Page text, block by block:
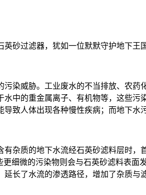
砂过滤器，犹如一位默默守护地下王
染威胁。工业废水的不当排放、农
中的重金属离子、有机物等，这些
致人体出现各种慢性疾病；而地下水
杂质的地下水流经石英砂滤料层时，
细微的污染物则会与石英砂滤料表
长了水流的渗透路径，增加了杂质